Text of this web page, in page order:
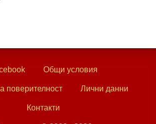
Общи условия
поверителност Лични данни
Контакти